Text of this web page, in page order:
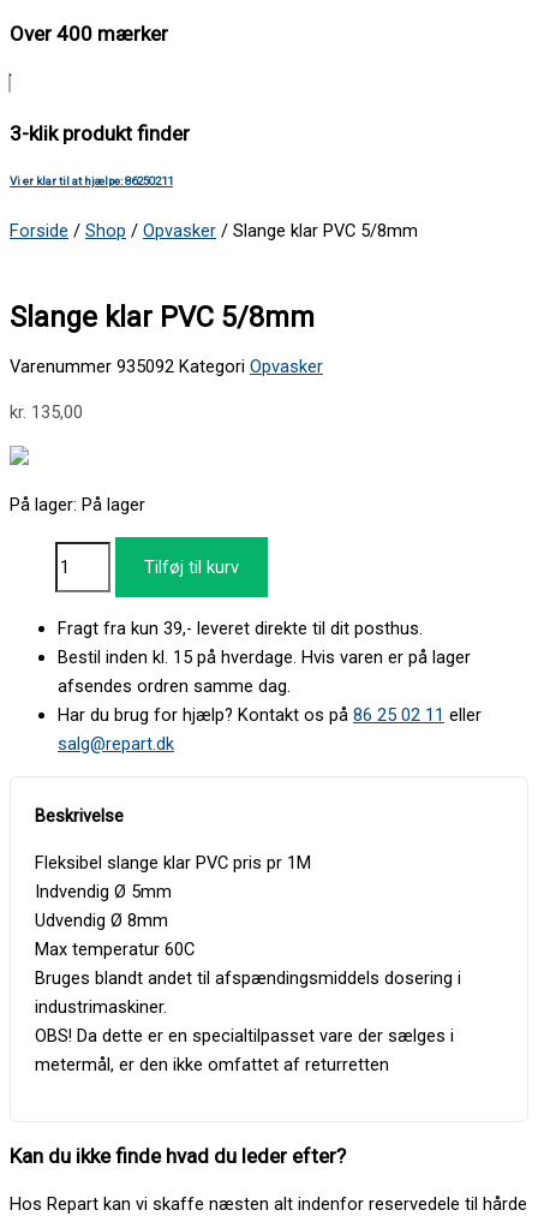
Over 400 mærker
3-klik produkt finder
Vi er klar til at hjælpe: 86250211
Forside / Shop / Opvasker / Slange klar PVC 5/8mm
Slange klar PVC 5/8mm
Varenummer 935092 Kategori Opvasker
kr. 135,00
På lager: På lager
Tilføj til kurv
Fragt fra kun 39,- leveret direkte til dit posthus.
Bestil inden kl. 15 på hverdage. Hvis varen er på lager
afsendes ordren samme dag.
Har du brug for hjælp? Kontakt os på 86 25 02 11 eller
salg@repart.dk
Fleksibel slange klar PVC pris pr 1M
Indvendig Ø 5mm
Udvendig Ø 8mm
Max temperatur 60C
Bruges blandt andet til afspændingsmiddels dosering i
industrimaskiner.
OBS! Da dette er en specialtilpasset vare der sælges i
metermål, er den ikke omfattet af returretten
Kan du ikke finde hvad du leder efter?
Hos Repart kan vi skaffe næsten alt indenfor reservedele til hårde